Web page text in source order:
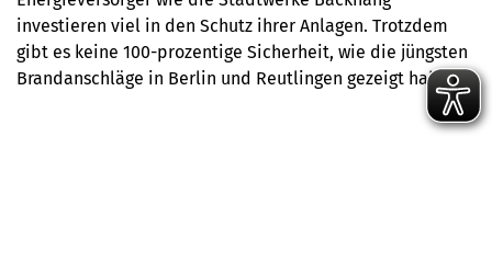
investieren viel in den Schutz ihrer Anlagen. Trotzdem
gibt es keine 100-prozentige Sicherheit, wie die jüngsten
Brandanschläge in Berlin und Reutlingen gezeigt haben.